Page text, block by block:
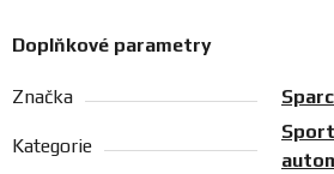
Doplňkové parametry
Značka
Kategorie